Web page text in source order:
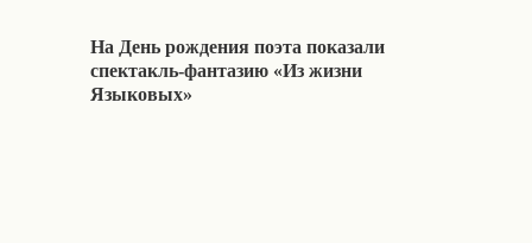
На День рождения поэта показали
спектакль-фантазию «Из жизни
Языковых»